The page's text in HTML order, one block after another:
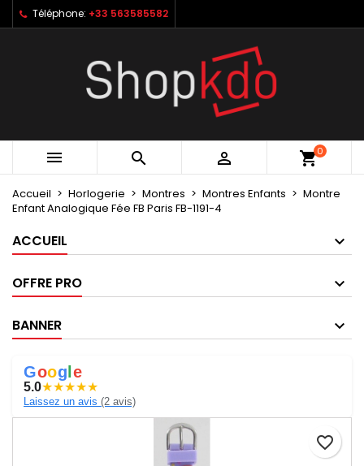
Téléphone: +33 563585582
   shopping_cart0
Accueil Horlogerie Montres Montres Enfants
Montre
Enfant Analogique Fée FB Paris FB-1191-4
ACCUEIL
OFFRE PRO
BANNER
Goog e
5.0★★★★★
Laissez un avis (2 avis)
favorite_border
My wishlists ×
Create new list
Créer une liste d'envies ×
Nom de la liste d'envies
Annuler Créer une liste d'envies
Connexion ×
Vous devez être connecté pour ajouter des produits
à votre liste d'envies.
Annuler Connexion